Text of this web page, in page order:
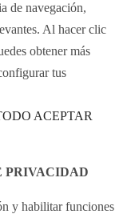
de navegación,
Al hacer clic
obtener más
tus
ACEPTAR
PRIVACIDAD
y habilitar funciones